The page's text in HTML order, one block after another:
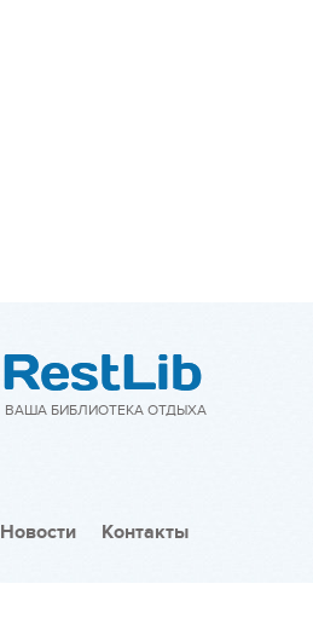
ВАША БИБЛИОТЕКА ОТДЫХА
Новости Контакты